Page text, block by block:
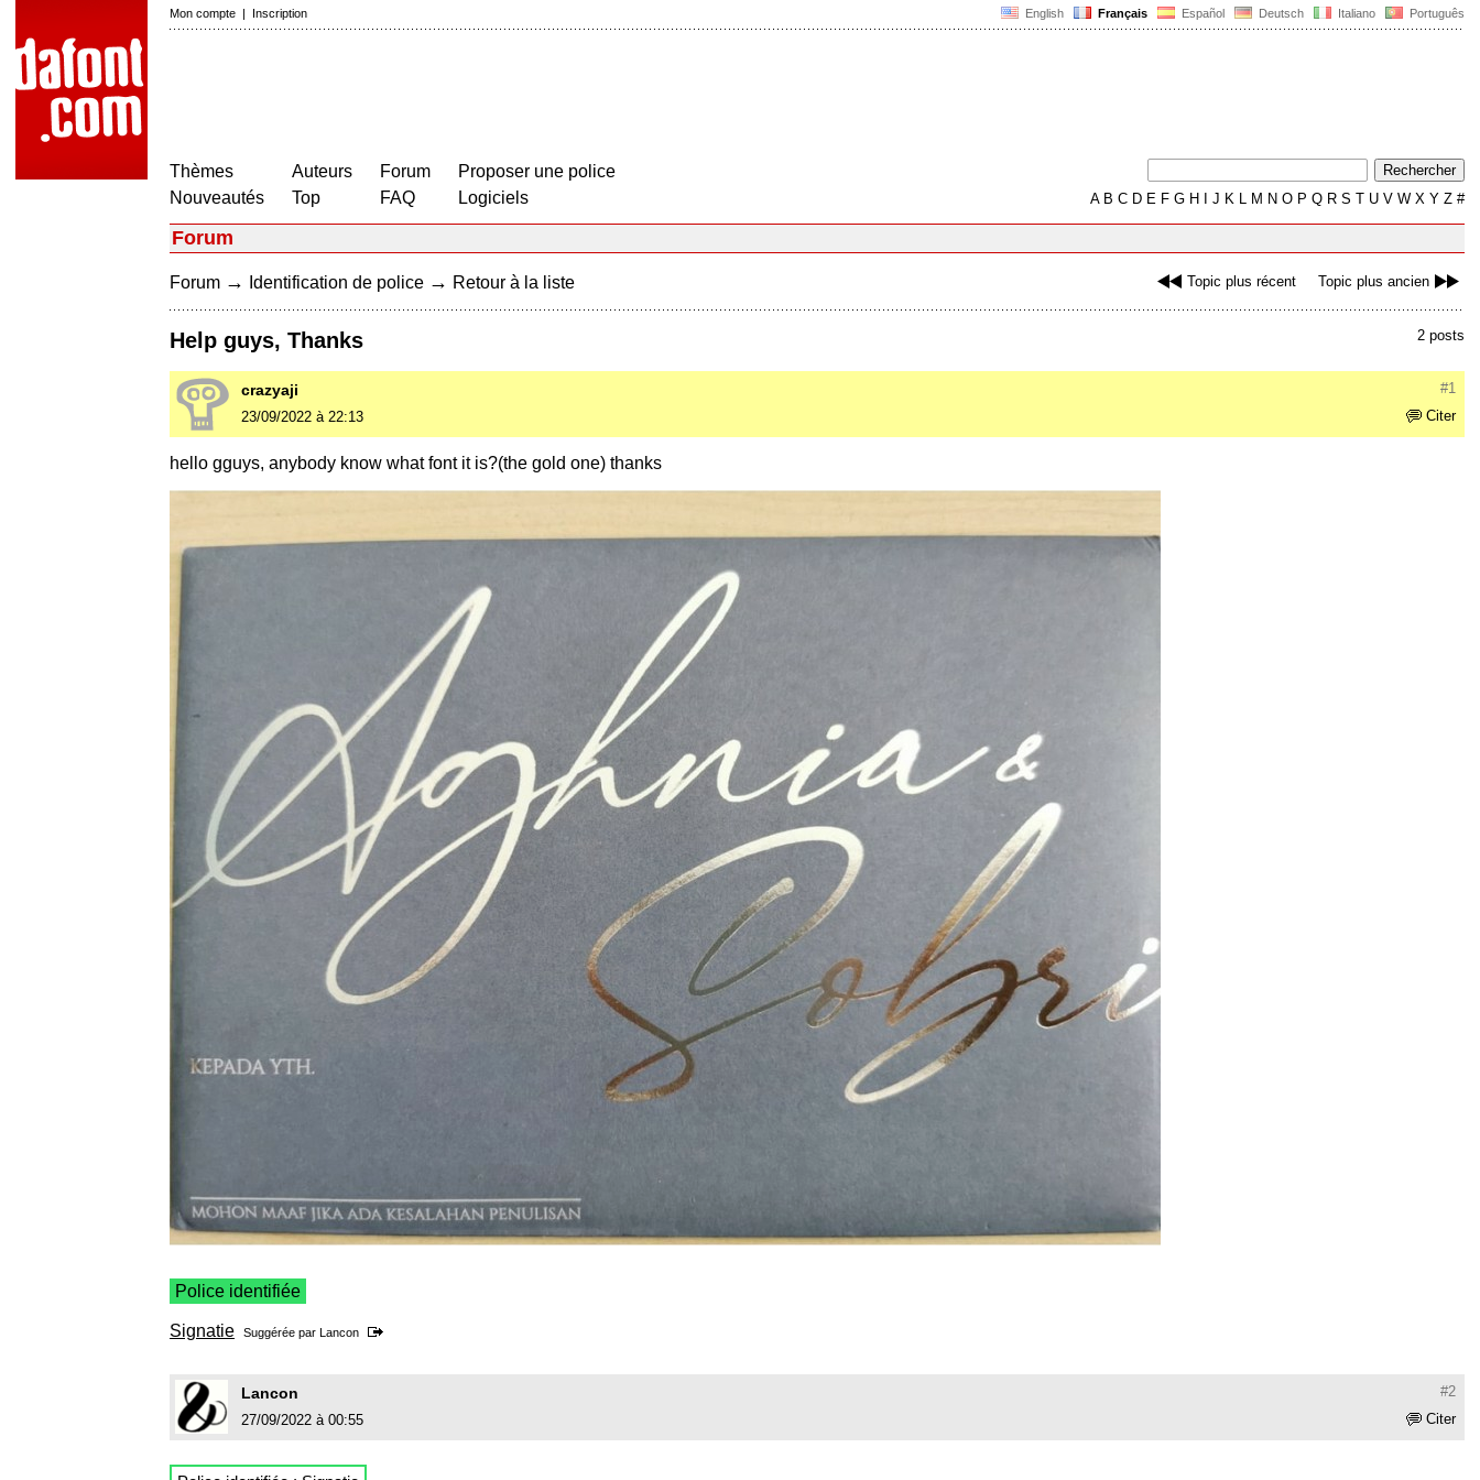
English Français Español Deutsch Italiano Português
Mon compte | Inscription
Thèmes
Nouveautés
Auteurs
Top
Forum
FAQ
Proposer une police
Logiciels
AB C D E F G H J K L M N O P Q R S T U V W X Y Z #
Forum
Topic plus récent Topic plus ancien
Forum → Identification de police → Retour à la liste
2 posts
Help guys, Thanks
#1
crazyaji
Citer
23/09/2022 à 22:13
hello gguys, anybody know what font it is?(the gold one) thanks
Police identifiée
Signatie Suggérée par Lancon
#2
Lancon
Citer
27/09/2022 à 00:55